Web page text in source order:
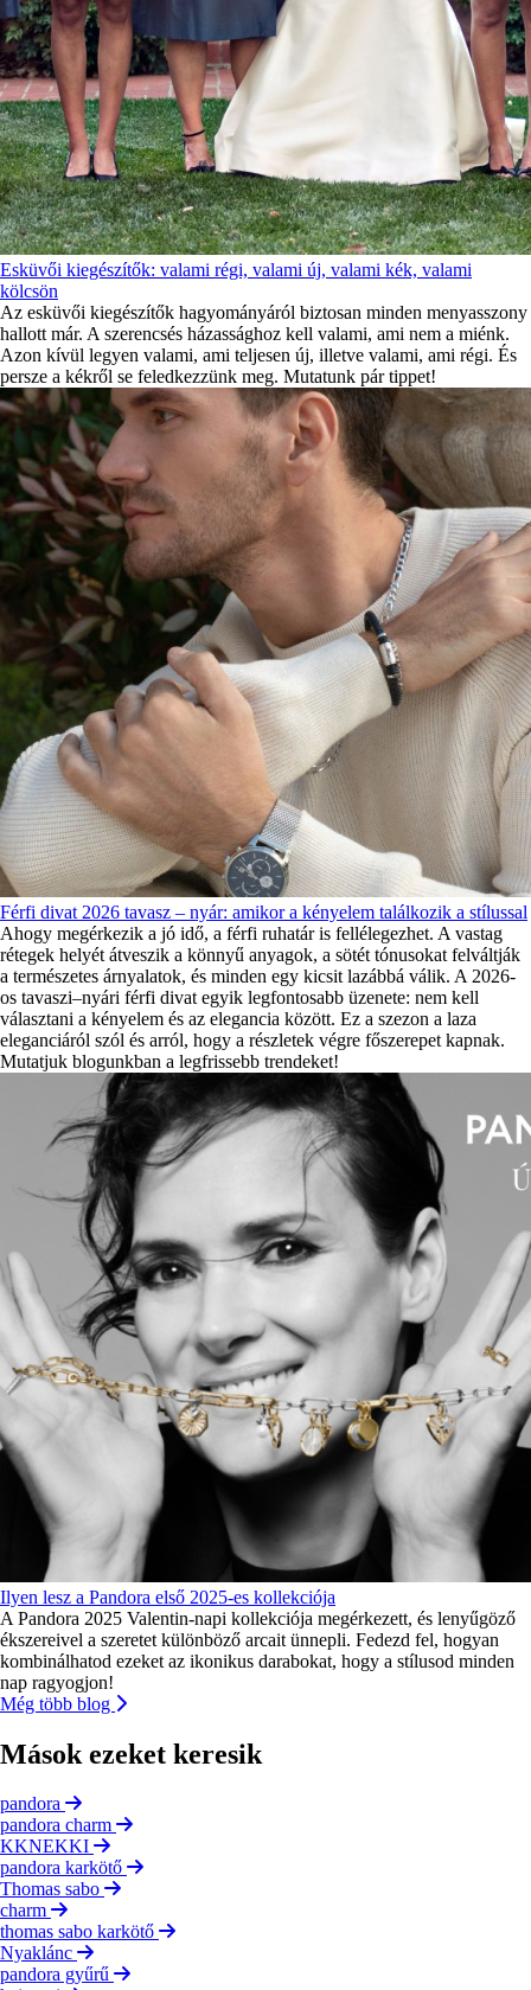
Esküvői kiegészítők: valami régi, valami új, valami kék, valami
kölcsön
Az esküvői kiegészítők hagyományáról biztosan minden menyasszony
hallott már. A szerencsés házassághoz kell valami, ami nem a miénk.
Azon kívül legyen valami, ami teljesen új, illetve valami, ami régi. És
persze a kékről se feledkezzünk meg. Mutatunk pár tippet!
Férfi divat 2026 tavasz – nyár: amikor a kényelem találkozik a stílussal
Ahogy megérkezik a jó idő, a férfi ruhatár is fellélegezhet. A vastag
rétegek helyét átveszik a könnyű anyagok, a sötét tónusokat felváltják
a természetes árnyalatok, és minden egy kicsit lazábbá válik. A 2026-
os tavaszi–nyári férfi divat egyik legfontosabb üzenete: nem kell
választani a kényelem és az elegancia között. Ez a szezon a laza
eleganciáról szól és arról, hogy a részletek végre főszerepet kapnak.
Mutatjuk blogunkban a legfrissebb trendeket!
Ilyen lesz a Pandora első 2025-es kollekciója
A Pandora 2025 Valentin-napi kollekciója megérkezett, és lenyűgöző
ékszereivel a szeretet különböző arcait ünnepli. Fedezd fel, hogyan
kombinálhatod ezeket az ikonikus darabokat, hogy a stílusod minden
nap ragyogjon!
Még több blog
Mások ezeket keresik
pandora
pandora charm
KKNEKKI
pandora karkötő
Thomas sabo
charm
thomas sabo karkötő
Nyaklánc
pandora gyűrű